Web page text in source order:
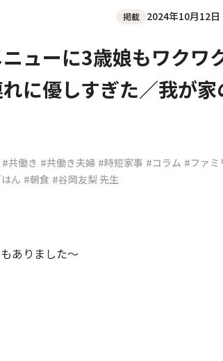
#ベビーニュース
掲載 2024年10月12日
ューに3歳娘もワクワ
に優しすぎた／我が
#共働き #共働き夫婦 #時短家事 #コラム #ファミ
ん #朝食 #谷岡友梨 先生